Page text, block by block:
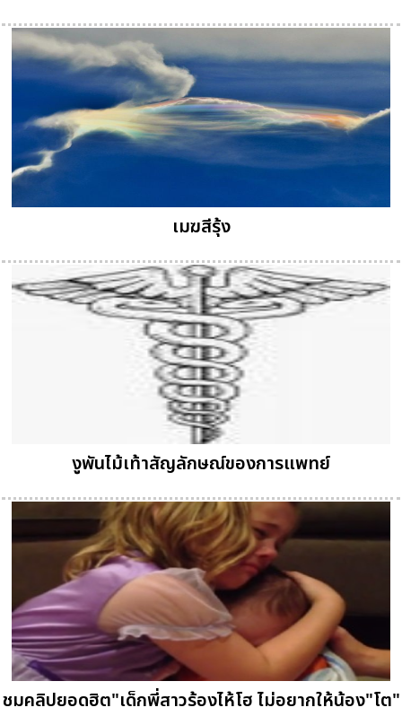
เมฆสีรุ้ง
งูพันไม้เท้าสัญลักษณ์ของการแพทย์
ชมคลิปยอดฮิต"เด็กพี่สาวร้องไห้โฮ ไม่อยากให้น้อง"โต"